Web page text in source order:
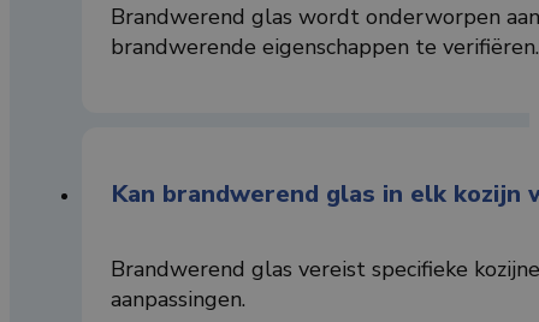
Brandwerend glas wordt onderworpen
brandwerende eigenschappen te verifiëren.
Kan brandwerend glas in elk kozijn
Brandwerend glas vereist specifieke
aanpassingen.